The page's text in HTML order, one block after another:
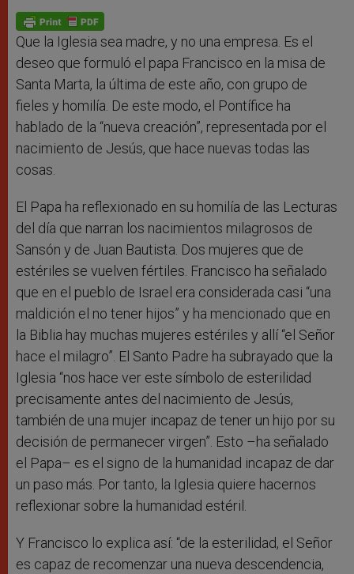
p
p
g
e
r
o
k
Que la Iglesia sea madre, y no una empresa. Es el
deseo que formuló el papa Francisco en la misa de
Santa Marta, la última de este año, con grupo de
fieles y homilía. De este modo, el Pontífice ha
hablado de la “nueva creación”, representada por el
nacimiento de Jesús, que hace nuevas todas las
cosas.
El Papa ha reflexionado en su homilía de las Lecturas
del día que narran los nacimientos milagrosos de
Sansón y de Juan Bautista. Dos mujeres que de
estériles se vuelven fértiles. Francisco ha señalado
que en el pueblo de Israel era considerada casi “una
maldición el no tener hijos” y ha mencionado que en
la Biblia hay muchas mujeres estériles y allí “el Señor
hace el milagro”. El Santo Padre ha subrayado que la
Iglesia “nos hace ver este símbolo de esterilidad
precisamente antes del nacimiento de Jesús,
también de una mujer incapaz de tener un hijo por su
decisión de permanecer virgen”. Esto –ha señalado
el Papa– es el signo de la humanidad incapaz de dar
un paso más. Por tanto, la Iglesia quiere hacernos
reflexionar sobre la humanidad estéril.
Y Francisco lo explica así: “de la esterilidad, el Señor
es capaz de recomenzar una nueva descendencia,